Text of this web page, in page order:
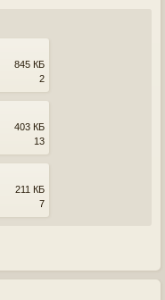
845 КБ
2
403 КБ
13
211 КБ
7